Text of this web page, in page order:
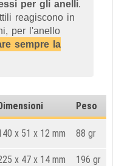
per gli anelli.
reagiscono in
per l'anello
sempre la
Peso
x 51 x 12 mm 88 gr
x 47 x 14 mm 196 gr